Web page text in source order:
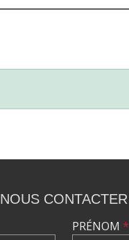
NOUS CONTACTER
PRÉNOM *